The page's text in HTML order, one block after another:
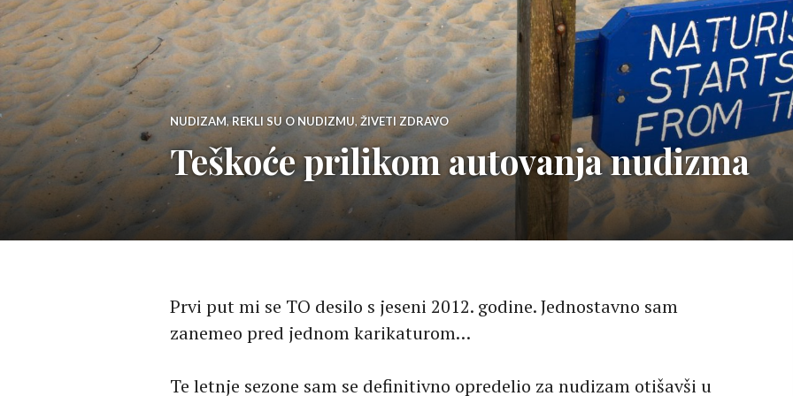
NUDIZAM, REKLI SU O NUDIZMU,ŽIVETI ZDRAVO
Teškoće prilikom autovanja nudizma
Prvi put mi se TO desilo s jeseni 2012. godine. Jednostavno sam
zanemeo pred jednom karikaturom…
Te letnje sezone sam se definitivno opredelio za nudizam otišavši u